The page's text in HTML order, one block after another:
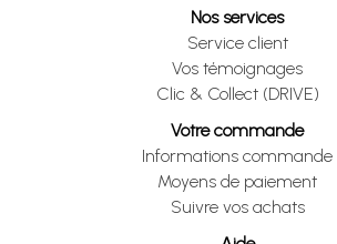
Nos services
Service client
Vos témoignages
Clic & Collect (DRIVE)
Votre commande
Informations commande
Moyens de paiement
Suivre vos achats